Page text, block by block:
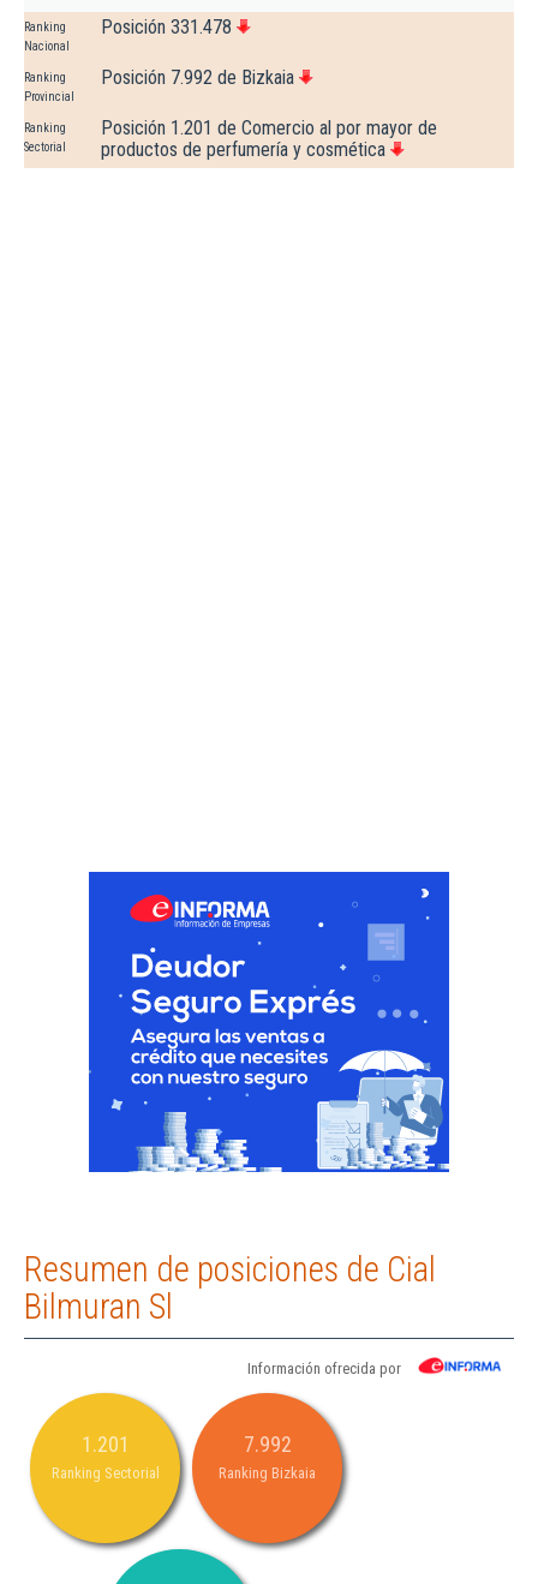
Ranking
Nacional
Posición 331.478
Ranking
Provincial
Posición 7.992 de Bizkaia
Ranking
Sectorial
Posición 1.201 de Comercio al por mayor de
productos de perfumería y cosmética
Resumen de posiciones de Cial
Bilmuran Sl
Información ofrecida por
1.201
Ranking Sectorial
7.992
Ranking Bizkaia